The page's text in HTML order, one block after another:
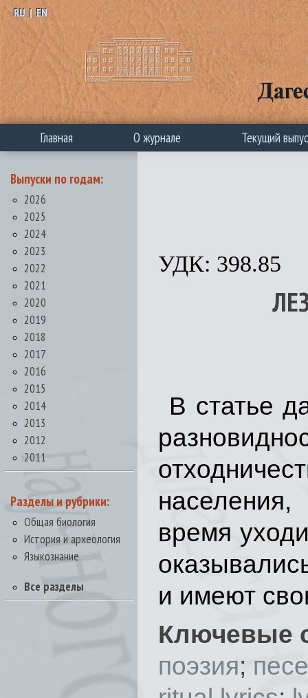
RU | EN
Главная О журнале Текущий
Выпуски по годам:
2026
2025
2024
2023
2022
2021
2020
2019
2018
2017
2016
2015
2014
2013
2012
2011
Разделы и рубрики:
Общая биология
История и археология
Языкознание
Все разделы
УДК: 398.85
В статье
время
и имеют
Ключевые
поэзия;